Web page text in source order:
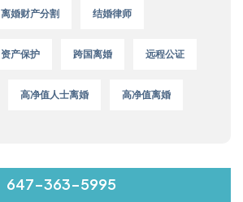
离婚财产分割 结婚律师
资产保护 跨国离婚 远程公证
高净值人士离婚 高净值离婚
647-363-5995